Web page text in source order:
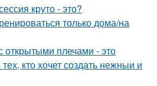
круто - это?
только дома/на
открытыми плечами - это
кто хочет создать нежныи и